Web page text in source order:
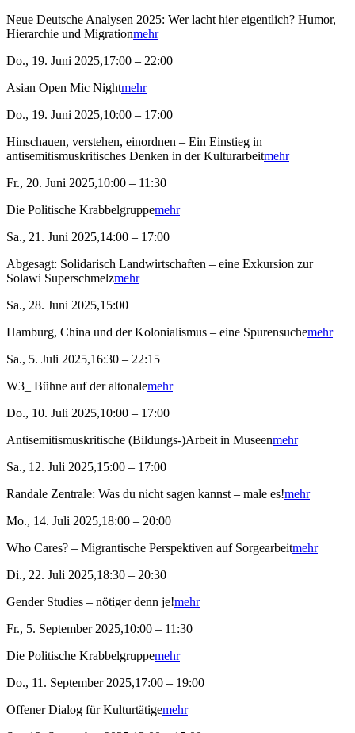
Neue Deutsche Analysen 2025: Wer lacht hier eigentlich? Humor,
Hierarchie und Migrationmehr
Do., 19. Juni 2025,17:00 – 22:00
Asian Open Mic Nightmehr
Do., 19. Juni 2025,10:00 – 17:00
Hinschauen, verstehen, einordnen – Ein Einstieg in
antisemitismuskritisches Denken in der Kulturarbeitmehr
Fr., 20. Juni 2025,10:00 – 11:30
Die Politische Krabbelgruppemehr
Sa., 21. Juni 2025,14:00 – 17:00
Abgesagt: Solidarisch Landwirtschaften – eine Exkursion zur
Solawi Superschmelzmehr
Sa., 28. Juni 2025,15:00
Hamburg, China und der Kolonialismus – eine Spurensuchemehr
Sa., 5. Juli 2025,16:30 – 22:15
W3_ Bühne auf der altonalemehr
Do., 10. Juli 2025,10:00 – 17:00
Antisemitismuskritische (Bildungs-)Arbeit in Museenmehr
Sa., 12. Juli 2025,15:00 – 17:00
Randale Zentrale: Was du nicht sagen kannst – male es!mehr
Mo., 14. Juli 2025,18:00 – 20:00
Who Cares? – Migrantische Perspektiven auf Sorgearbeitmehr
Di., 22. Juli 2025,18:30 – 20:30
Gender Studies – nötiger denn je!mehr
Fr., 5. September 2025,10:00 – 11:30
Die Politische Krabbelgruppemehr
Do., 11. September 2025,17:00 – 19:00
Offener Dialog für Kulturtätigemehr